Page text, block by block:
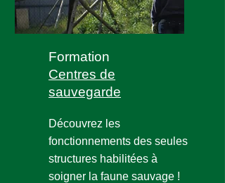
Formation
Centres de
sauvegarde
Découvrez les
fonctionnements des seules
structures habilitées à
soigner la faune sauvage !